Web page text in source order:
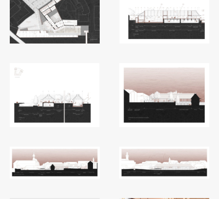
Razvojno sodelovanje in humanitarna pomoč
Zbirke
Publikacije
Igra ustvarjalnosti